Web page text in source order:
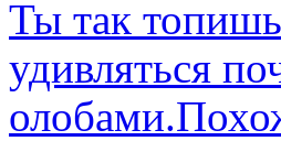
Ты так
удивляться